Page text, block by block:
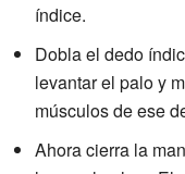
índice.
Dobla el dedo
levantar el palo y
músculos de ese
Ahora cierra la